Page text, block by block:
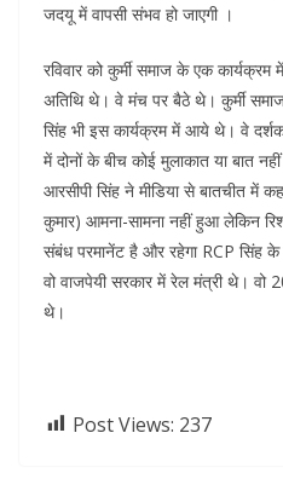
जदयू में वापसी संभव हो जाएगी ।
रविवार को कुर्मी समाज के एक
अतिथि थे। वे मंच पर बैठे थे। कुर्मी
सिंह भी इस कार्यक्रम में आये थे। वे
में दोनों के बीच कोई मुलाकात या बात
आरसीपी सिंह ने मीडिया से बातचीत में
कुमार) आमना-सामना नहीं हुआ लेकिन
संबंध परमानेंट है और रहेगा RCP सिंह
वो वाजपेयी सरकार में रेल मंत्री थे।
थे।
Post Views: 237